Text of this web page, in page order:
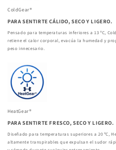
ColdGear®
PARA SENTIRTE CÁLIDO, SECO Y LIGERO.
Pensado para temperaturas inferiores a 13 ºC,
retiene el calor corporal, evacúa la humedad y
peso innecesario.
HeatGear®
PARA SENTIRTE FRESCO, SECO Y LIGERO.
Diseñado para temperaturas superiores a 20 ºC,
altamente transpirables que expulsan el sudor